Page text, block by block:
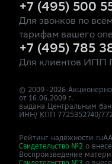
+7 (495) 500
Для звонков по
тарифам вашего
+7 (495) 785
Для клиентов ИПП
© 2009–2026
от 16.06.2009 г.
выдана Центральным
ИНН/ КПП 7725352740/
Рейтинг надёжности
Свидетельство №2 о
Воспроизведение